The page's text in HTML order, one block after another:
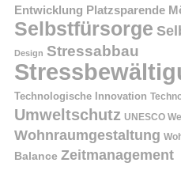
Entwicklung Platzsparende
Selbstfürsorge
Design Stressabbau
Technologische Innovation
Umweltschutz UNESCO
Wohnraumgestaltung
Balance Zeitmanagement